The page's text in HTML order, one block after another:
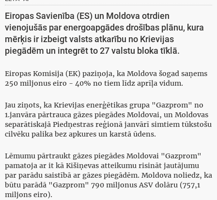
Eiropas Savienība (ES) un Moldova otrdien
vienojušās par energoapgādes drošības plānu, kura
mērķis ir izbeigt valsts atkarību no Krievijas
piegādēm un integrēt to 27 valstu bloka tīklā.
Eiropas Komisija (EK) paziņoja, ka Moldova šogad saņems
250 miljonus eiro - 40% no tiem līdz aprīļa vidum.
Jau ziņots, ka Krievijas enerģētikas grupa "Gazprom" no
1.janvāra pārtrauca gāzes piegādes Moldovai, un Moldovas
separātiskajā Piedņestras reģionā janvārī simtiem tūkstošu
cilvēku palika bez apkures un karstā ūdens.
Lēmumu pārtraukt gāzes piegādes Moldovai "Gazprom"
pamatoja ar it kā Kišiņevas atteikumu risināt jautājumu
par parādu saistībā ar gāzes piegādēm. Moldova noliedz, ka
būtu parādā "Gazprom" 790 miljonus ASV dolāru (757,1
miljons eiro).